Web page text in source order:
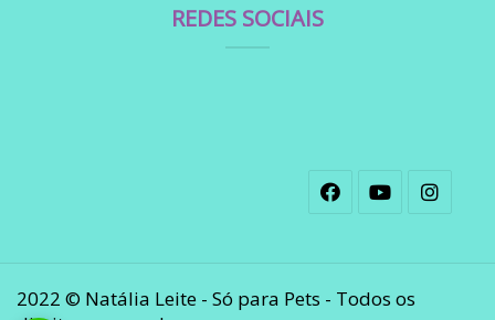
REDES SOCIAIS
2022 © Natália Leite - Só para Pets - Todos os